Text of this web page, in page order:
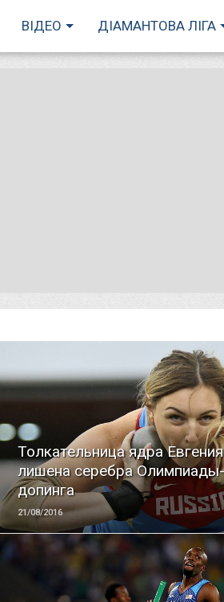
ВІДЕО ДІАМАНТОВА ЛІГА
Толкательница ядра
лишена серебра
допинга
21/08/2016
ЧИТАТЬ